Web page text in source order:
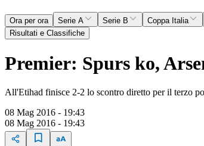
Ora per ora Serie A Serie B Coppa Italia
Risultati e Classifiche
Premier: Spurs ko,
All'Etihad finisce 2-2 lo scontro diretto per il terzo
08 Mag 2016 - 19:43
08 Mag 2016 - 19:43